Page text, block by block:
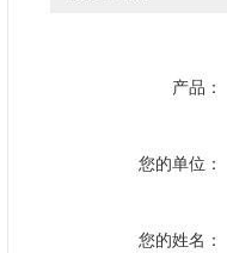
产品：
您的单位：
您的姓名：